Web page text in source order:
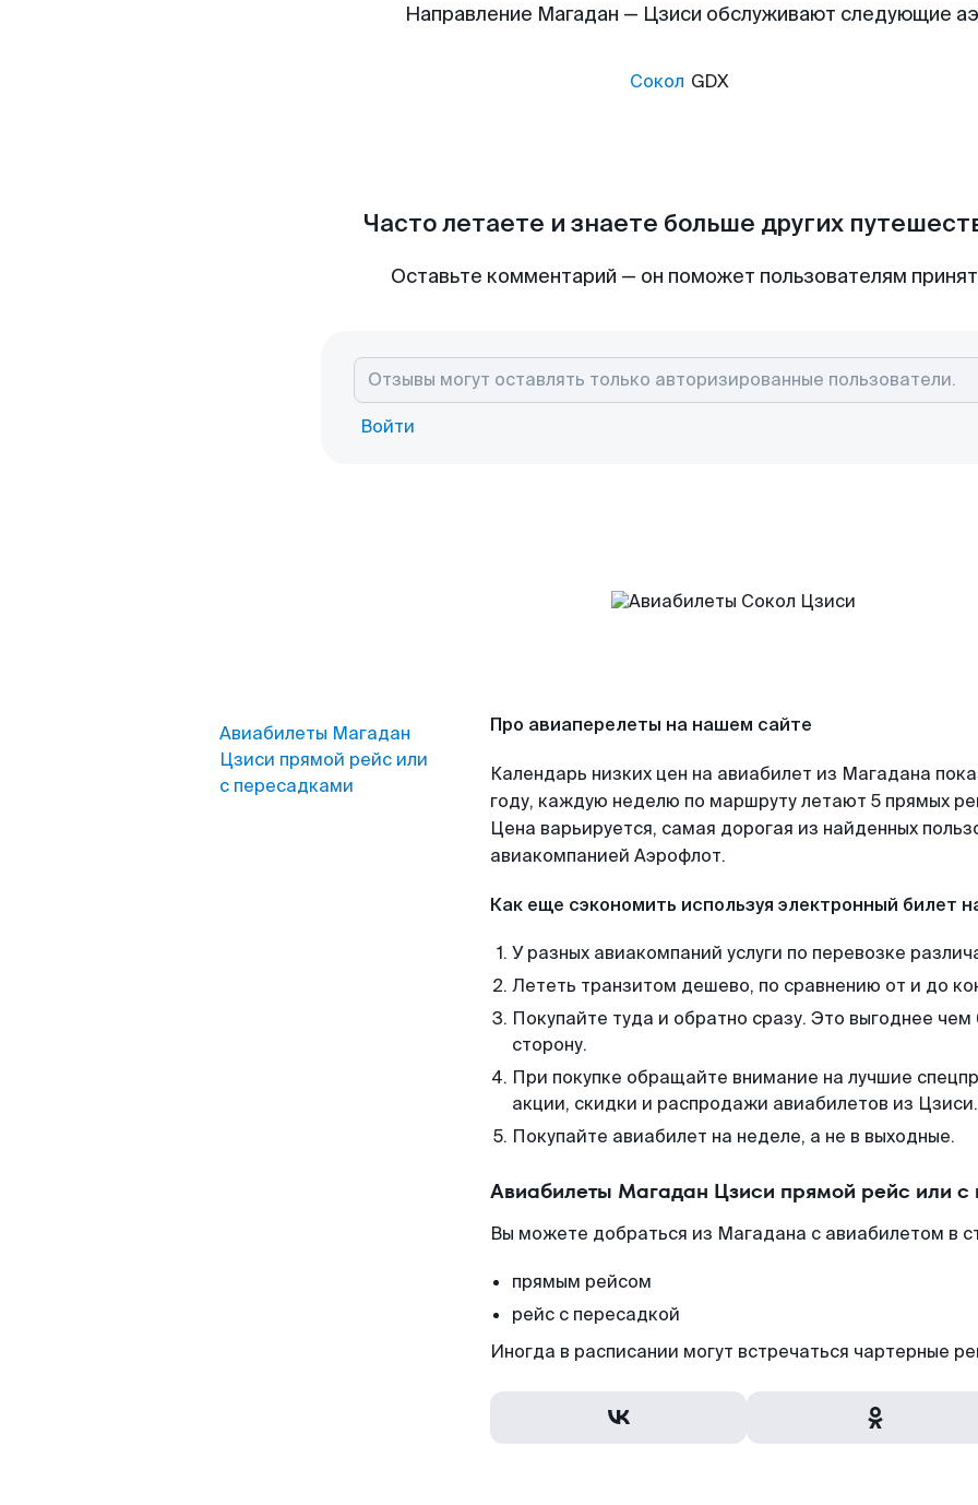
Направление Магадан — Цзиси обслуживают следующие
Сокол GDX
Часто летаете и знаете больше других
Оставьте комментарий — он поможет пользователям
Войти
Авиабилеты Магадан
Цзиси прямой рейс или
с пересадками
Про авиаперелеты на нашем сайте
Календарь низких цен на авиабилет из Магадана
году, каждую неделю по маршруту летают 5 прямых
Цена варьируется, самая дорогая из найденных
авиакомпанией Аэрофлот.
Как еще сэкономить используя электронный билет
У разных авиакомпаний услуги по перевозке
Лететь транзитом дешево, по сравнению от и до
Покупайте туда и обратно сразу. Это выгоднее
сторону.
При покупке обращайте внимание на лучшие
акции, скидки и распродажи авиабилетов из Цзиси.
Покупайте авиабилет на неделе, а не в выходные.
Авиабилеты Магадан Цзиси прямой рейс или с
Вы можете добраться из Магадана с авиабилетом в
прямым рейсом
рейс с пересадкой
Иногда в расписании могут встречаться чартерные